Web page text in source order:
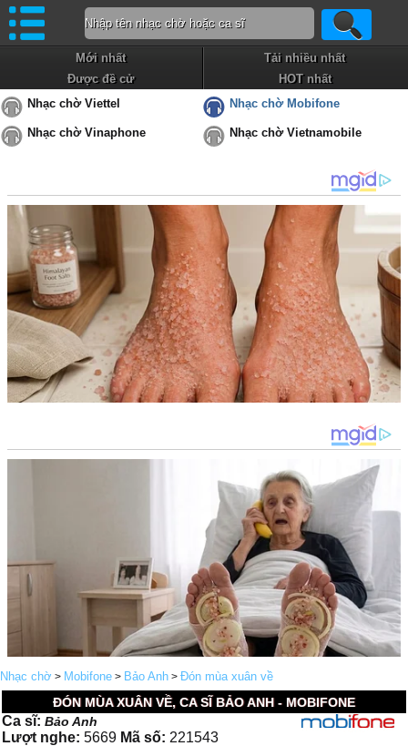
Mới nhất
Tải nhiều nhất
Được đề cử
HOT nhất
Nhạc chờ Viettel
Nhạc chờ Mobifone
Nhạc chờ Vinaphone Nhạc chờ Vietnamobile
Nhạc chờ > Mobifone > Bảo Anh > Đón mùa xuân về
ĐÓN MÙA XUÂN VỀ, CA SĨ BẢO ANH - MOBIFONE
Ca sĩ:Bảo Anh
Lượt nghe: 5669 Mã số: 221543